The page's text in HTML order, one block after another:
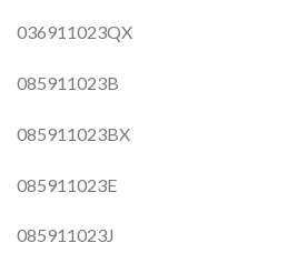
036911023QX
085911023B
085911023BX
085911023E
085911023J